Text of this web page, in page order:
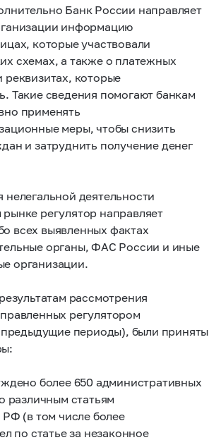
Банк России направляет
информацию
которые участвовали
схемах, а также о платежных
реквизитах, которые
Такие сведения помогают банкам
применять
меры, чтобы снизить
и затруднить получение денег
нелегальной деятельности
регулятор направляет
всех выявленных фактах
органы, ФАС России и иные
организации.
рассмотрения
регулятором
предыдущие периоды), были приняты
более 650 административных
различным статьям
(в том числе более
по статье за незаконное